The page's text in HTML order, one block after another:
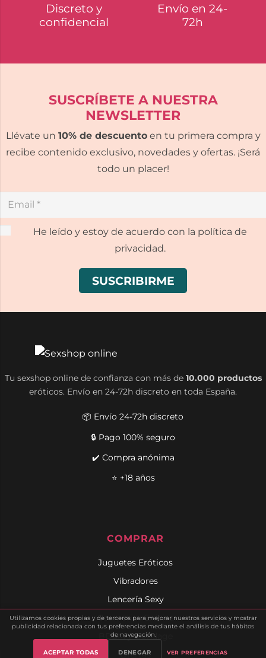
Utilizamos cookies propias y de terceros para mejorar nuestros servicios y mostrar
publicidad relacionada con tus preferencias mediante el análisis de tus hábitos
de navegación.
ACEPTAR TODAS DENEGAR VER PREFERENCIAS
Discreto y
confidencial
Envío en 24-
72h
SUSCRÍBETE A NUESTRA
NEWSLETTER
Llévate un 10% de descuentoen tu primera compra y
recibe contenido exclusivo, novedades y ofertas. ¡Será
todo un placer!
He leído y estoy de acuerdo con la política de
privacidad.
Tu sexshop online de confianza con más de 10.000 productos
eróticos. Envío en 24-72h discreto en toda España.
📦 Envío 24-72h discreto
🔒 Pago 100% seguro
✔️ Compra anónima
⭐ +18 años
COMPRAR
Juguetes Eróticos
Vibradores
Lencería Sexy
Cosmética Erótica
BDSM y Bondage
Ofertas